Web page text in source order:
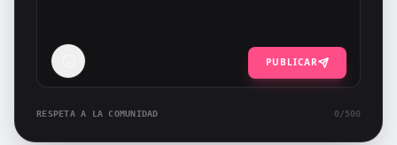
PUBLICAR
RESPETA A LA COMUNIDAD 0 /500